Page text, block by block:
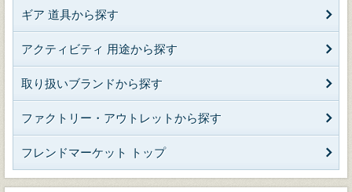
ギア 道具から探す
アクティビティ 用途から探す
取り扱いブランドから探す
ファクトリー・アウトレットから探す
フレンドマーケット トップ